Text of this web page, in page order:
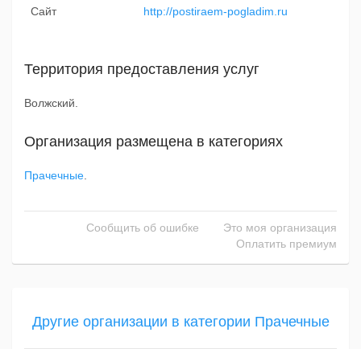
Сайт http://postiraem-pogladim.ru
Территория предоставления услуг
Волжский.
Организация размещена в категориях
Прачечные
Сообщить об ошибке
Это моя организация
Оплатить премиум
Другие организации в категории Прачечные